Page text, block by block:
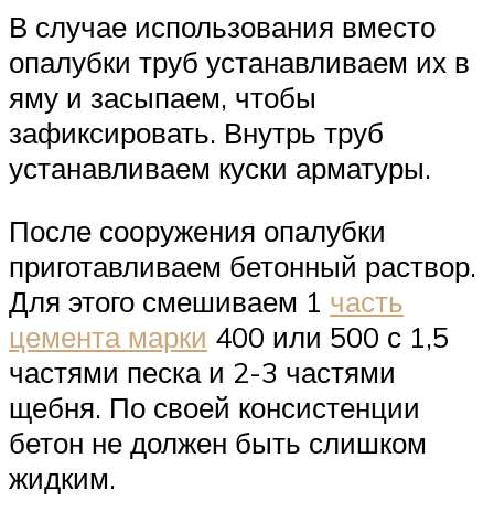
В случае использования вместо
опалубки труб устанавливаем их в
яму и засыпаем, чтобы
зафиксировать. Внутрь труб
устанавливаем куски арматуры.
После сооружения опалубки
приготавливаем бетонный раствор.
Для этого смешиваем 1 часть
цемента марки 400 или 500 с 1,5
частями песка и 2-3 частями
щебня. По своей консистенции
бетон не должен быть слишком
жидким.